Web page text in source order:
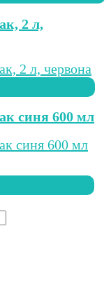
2 л,
синя 600 мл